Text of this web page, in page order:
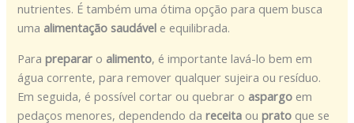
nutrientes. É também uma ótima opção para quem busca
uma alimentação saudável e equilibrada.
Parapreparar o alimento, é importante lavá-lo bem em
água corrente, para remover qualquer sujeira ou resíduo.
Em seguida, é possível cortar ou quebrar o aspargo em
pedaços menores, dependendo dareceita ouprato que se